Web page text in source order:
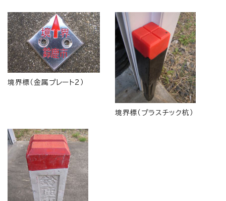
境界標（金属プレート2）
境界標（プラスチック杭）